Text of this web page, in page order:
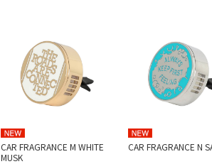
CAR FRAGRANCE M WHITE
MUSK
CAR FRAGRANCE N